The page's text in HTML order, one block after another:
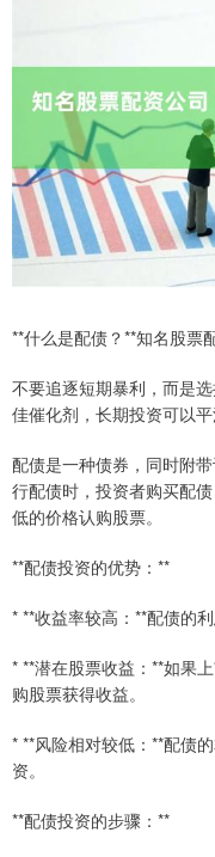
**什么是配债？**知名股票
不要追逐短期暴利，而是
佳催化剂，长期投资可以
配债是一种债券，同时附
行配债时，投资者购买配
低的价格认购股票。
**配债投资的优势：**
* **收益率较高：**配债的
* **潜在股票收益：**如果
购股票获得收益。
* **风险相对较低：**配债
资。
**配债投资的步骤：**